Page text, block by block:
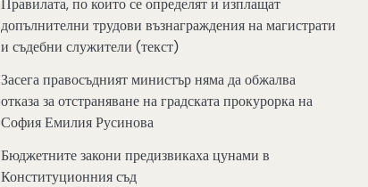
допълнителни трудови възнаграждения на магистрати
и съдебни служители (текст)
Засега правосъдният министър няма да обжалва
отказа за отстраняване на градската прокурорка на
София Емилия Русинова
Бюджетните закони предизвикаха цунами в
Конституционния съд